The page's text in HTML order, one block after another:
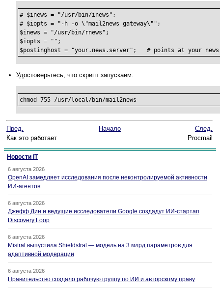
# $inews = "/usr/bin/inews";
# $iopts = "-h -o \"mail2news gateway\"";
$inews = "/usr/bin/rnews";
$iopts = "";
$postinghost = "your.news.server";   # points at your
Удостоверьтесь, что скрипт запускаем:
chmod 755 /usr/local/bin/mail2news
Пред. Начало
След.
Как это работает
Procmail
Новости IT
6 августа 2026
OpenAI замедляет исследования после неконтролируемой активности
ИИ-агентов
6 августа 2026
Джефф Дин и ведущие исследователи Google создадут ИИ-стартап
Discovery Loop
6 августа 2026
Mistral выпустила Shieldstral — модель на 3 млрд параметров для
адаптивной модерации
6 августа 2026
Правительство создало рабочую группу по ИИ и авторскому праву